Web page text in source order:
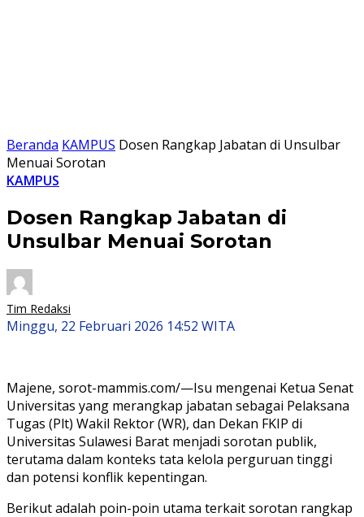
Beranda KAMPUS Dosen Rangkap Jabatan di Unsulbar
Menuai Sorotan
KAMPUS
Dosen Rangkap Jabatan di
Unsulbar Menuai Sorotan
Tim Redaksi
Minggu, 22 Februari 2026 14:52 WITA
Majene, sorot-mammis.com/—Isu mengenai Ketua Senat
Universitas yang merangkap jabatan sebagai Pelaksana
Tugas (Plt) Wakil Rektor (WR), dan Dekan FKIP di
Universitas Sulawesi Barat menjadi sorotan publik,
terutama dalam konteks tata kelola perguruan tinggi
dan potensi konflik kepentingan.
Berikut adalah poin-poin utama terkait sorotan rangkap